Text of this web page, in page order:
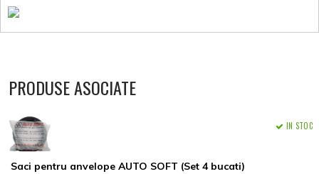
PRODUSE ASOCIATE
Saci pentru anvelope AUTO SOFT (Set 4 bucati)
IN STOC